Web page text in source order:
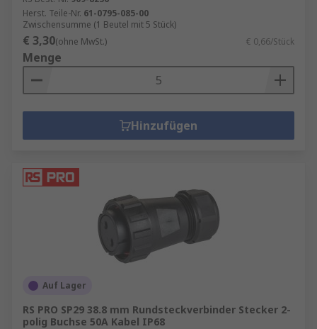
Herst. Teile-Nr. 61-0795-085-00
Zwischensumme (1 Beutel mit 5 Stück)
€ 3,30(ohne MwSt.) € 0,66/Stück
Menge
Hinzufügen
Auf Lager
RS PRO SP29 38.8 mm Rundsteckverbinder Stecker 2-
polig Buchse 50A Kabel IP68